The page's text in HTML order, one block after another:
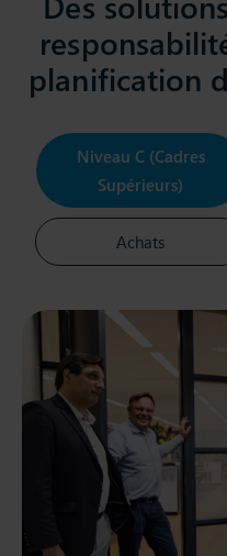
planification
Niveau C (Cadres
Supérieurs)
Achats